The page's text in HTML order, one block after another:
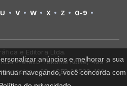
U V W X Z 0-9
e Editora Ltda.
Prefeito Takume Koike, 499 -
- SP - CEP 08538-100
anúncios e melhorar a sua
navegando, você concorda com